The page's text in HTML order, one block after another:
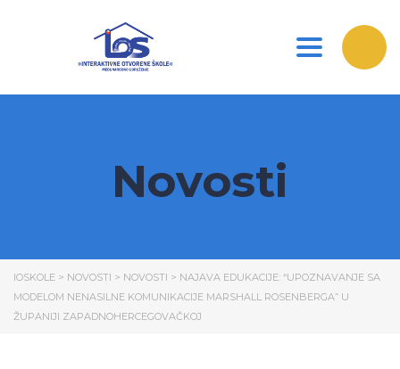
Toggle
Novosti
IOSKOLE > NOVOSTI > NOVOSTI > NAJAVA EDUKACIJE: “UPOZNAVANJE SA
MODELOM NENASILNE KOMUNIKACIJE MARSHALL ROSENBERGA” U
ŽUPANIJI ZAPADNOHERCEGOVAČKOJ